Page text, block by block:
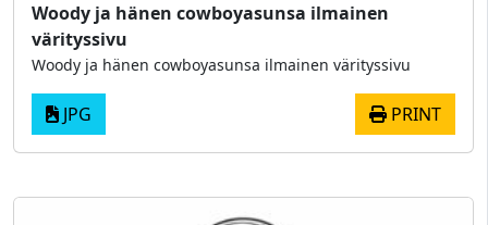
Woody ja hänen cowboyasunsa ilmainen
värityssivu
Woody ja hänen cowboyasunsa ilmainen värityssivu
JPG PRINT